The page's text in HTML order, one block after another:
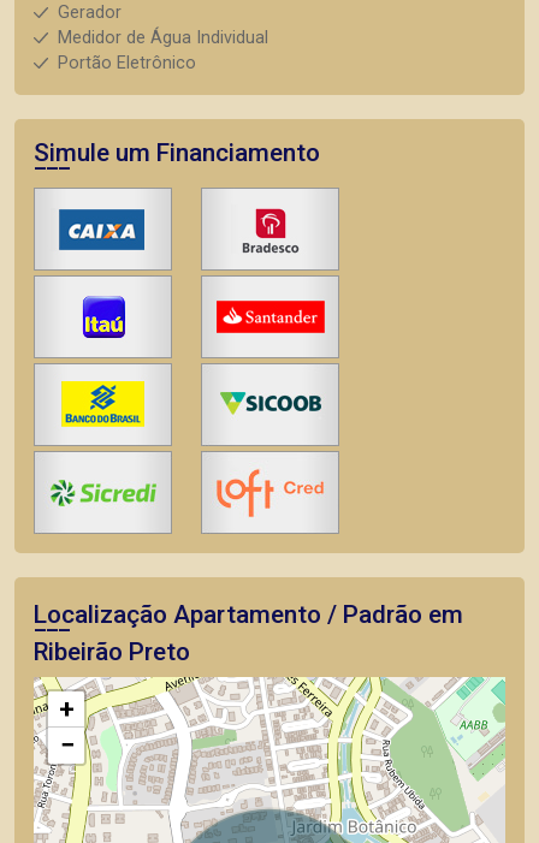
Gerador
Medidor de Água Individual
Portão Eletrônico
Simule um Financiamento
Localização Apartamento / Padrão em
Ribeirão Preto
+
−